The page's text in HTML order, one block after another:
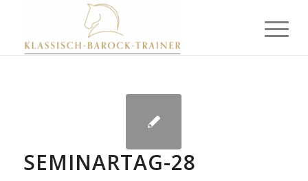
SEMINARTAG-28